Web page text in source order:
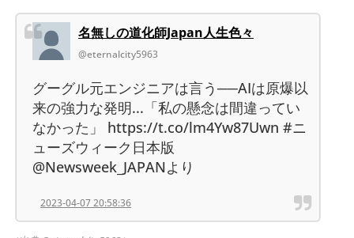
名無しの道化師Japan人生色々
@eternalcity5963
グーグル元エンジニアは言う──AIは原爆以
来の強力な発明...「私の懸念は間違ってい
なかった」 https://t.co/lm4Yw87Uwn #ニ
ューズウィーク日本版
@Newsweek_JAPANより
2023-04-07 20:58:36